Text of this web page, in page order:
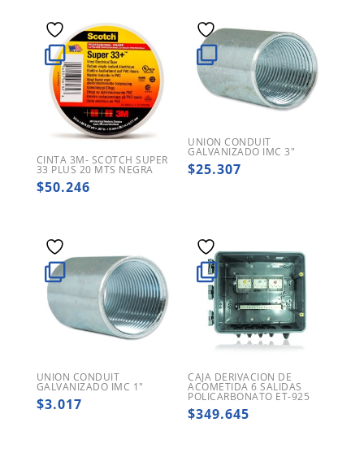
CINTA 3M- SCOTCH SUPER
33 PLUS 20 MTS NEGRA
$50.246
UNION CONDUIT
GALVANIZADO IMC 3″
$25.307
UNION CONDUIT
GALVANIZADO IMC 1″
$3.017
CAJA DERIVACION DE
ACOMETIDA 6 SALIDAS
POLICARBONATO ET-925
$349.645